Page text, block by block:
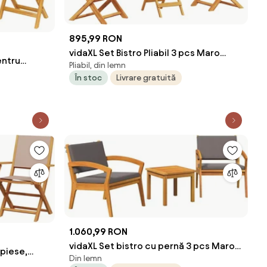
895,99 RON
vidaXL Set Bistro Pliabil 3 pcs Maro
Lemn Solid de Acacia
Pliabil, din lemn
În stoc
Livrare gratuită
1.060,99 RON
vidaXL Set bistro cu pernă 3 pcs Maro
Poliester
Din lemn